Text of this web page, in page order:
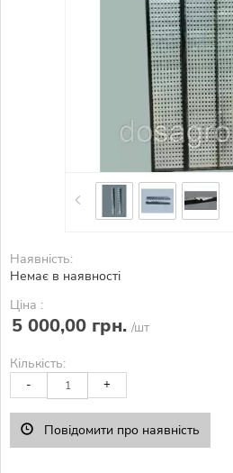
Наявність:
Немає в наявності
Ціна :
5 000,00 грн. /шт
Кількість:
- +
Повідомити про наявність